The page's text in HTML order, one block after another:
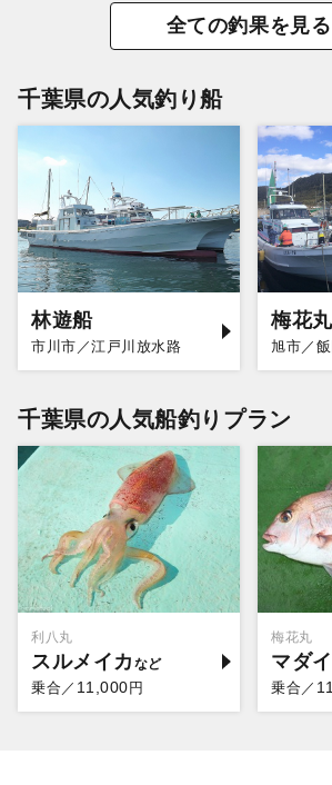
全ての釣果を見る
千葉県の人気釣り船
林遊船
市川市／江戸川放水路
梅花丸
旭市／
千葉県の人気船釣りプラン
利八丸
スルメイカ
乗合／ 11,000円
梅花丸
マダイ
乗合／